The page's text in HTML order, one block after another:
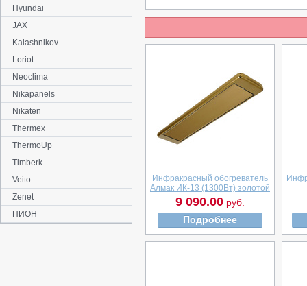
Инфракрасный обогреватель
Алмак ИК-13 (1300Вт) золотой
9 090.00 руб.
Подробнее
Hyundai
JAX
Kalashnikov
Loriot
Neoclima
Nikapanels
Nikaten
Thermex
ThermoUp
Timberk
Veito
Zenet
ПИОН